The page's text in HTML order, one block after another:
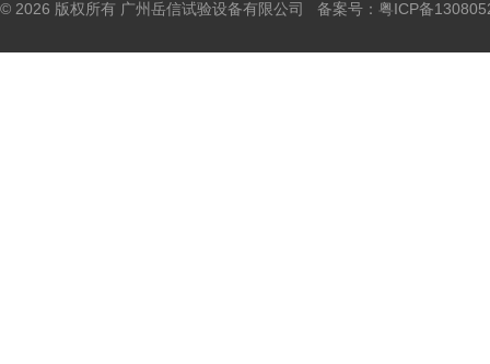
© 2026 版权所有 广州岳信试验设备有限公司 备案号： 粤ICP备